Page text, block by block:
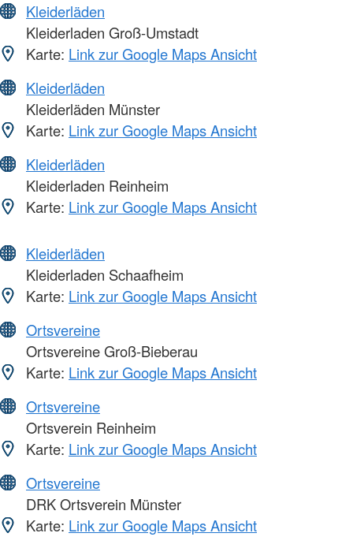
Kleiderläden
Kleiderladen Groß-Umstadt
Karte: Link zur Google Maps Ansicht
Kleiderläden
Kleiderläden Münster
Karte: Link zur Google Maps Ansicht
Kleiderläden
Kleiderladen Reinheim
Karte: Link zur Google Maps Ansicht
Kleiderläden
Kleiderladen Schaafheim
Karte: Link zur Google Maps Ansicht
Ortsvereine
Ortsvereine Groß-Bieberau
Karte: Link zur Google Maps Ansicht
Ortsvereine
Ortsverein Reinheim
Karte: Link zur Google Maps Ansicht
Ortsvereine
DRK Ortsverein Münster
Karte: Link zur Google Maps Ansicht